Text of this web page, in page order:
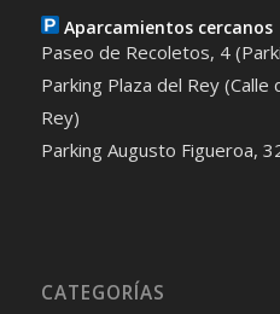
Aparcamientos cercanos
Paseo de Recoletos, 4
Parking Plaza del Rey
Rey)
Parking Augusto Figueroa,
CATEGORÍAS